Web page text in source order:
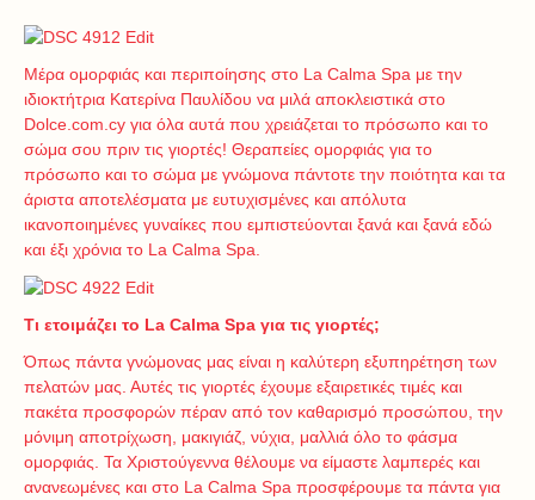
Μέρα ομορφιάς και περιποίησης στο La Calma Spa με την
ιδιοκτήτρια Κατερίνα Παυλίδου να μιλά αποκλειστικά στο
Dolce.com.cy για όλα αυτά που χρειάζεται το πρόσωπο και το
σώμα σου πριν τις γιορτές! Θεραπείες ομορφιάς για το
πρόσωπο και το σώμα με γνώμονα πάντοτε την ποιότητα και τα
άριστα αποτελέσματα με ευτυχισμένες και απόλυτα
ικανοποιημένες γυναίκες που εμπιστεύονται ξανά και ξανά εδώ
και έξι χρόνια το La Calma Spa.
Τι ετοιμάζει το La Calma Spa για τις γιορτές;
Όπως πάντα γνώμονας μας είναι η καλύτερη εξυπηρέτηση των
πελατών μας. Αυτές τις γιορτές έχουμε εξαιρετικές τιμές και
πακέτα προσφορών πέραν από τον καθαρισμό προσώπου, την
μόνιμη αποτρίχωση, μακιγιάζ, νύχια, μαλλιά όλο το φάσμα
ομορφιάς. Τα Χριστούγεννα θέλουμε να είμαστε λαμπερές και
ανανεωμένες και στο La Calma Spa προσφέρουμε τα πάντα για